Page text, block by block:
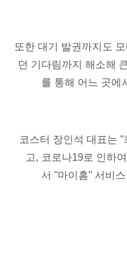
또한 대기 발권까지도
던 기다림까지 해소해
를 통해 어느 곳에
코스터 장인석 대표는
고, 코로나19로 인하
서 "마이홈" 서비